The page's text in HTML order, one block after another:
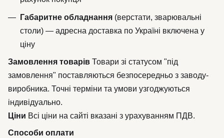
Габаритне обладнання (верстати, зварювальні
столи) — адресна доставка по Україні включена у
ціну
Замовлення товарів Товари зі статусом "під
замовлення" поставляються безпосередньо з заводу-
виробника. Точні терміни та умови узгоджуються
індивідуально.
Ціни Всі ціни на сайті вказані з урахуванням ПДВ.
Способи оплати